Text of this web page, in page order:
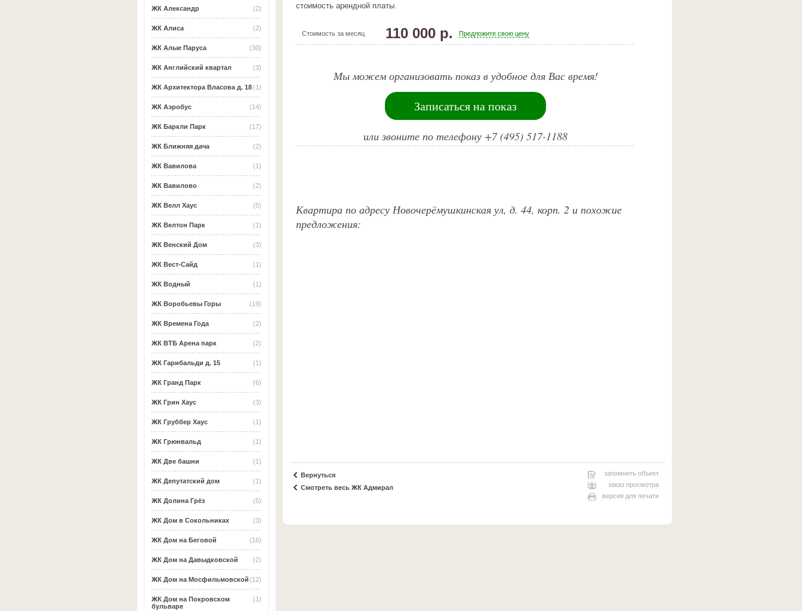
(2)
ЖК Александр
(2)
ЖК Алиса
(30)
ЖК Алые Паруса
(3)
ЖК Английский квартал
(1)
ЖК Архитектора Власова д. 18
(14)
ЖК Аэробус
(17)
ЖК Баркли Парк
(2)
ЖК Ближняя дача
(1)
ЖК Вавилова
(2)
ЖК Вавилово
(5)
ЖК Велл Хаус
(1)
ЖК Велтон Парк
(3)
ЖК Венский Дом
(1)
ЖК Вест-Сайд
(1)
ЖК Водный
(19)
ЖК Воробьевы Горы
(2)
ЖК Времена Года
(2)
ЖК ВТБ Арена парк
(1)
ЖК Гарибальди д. 15
(6)
ЖК Гранд Парк
(3)
ЖК Грин Хаус
(1)
ЖК Груббер Хаус
(1)
ЖК Грюнвальд
(1)
ЖК Две башни
(1)
ЖК Депутатский дом
(5)
ЖК Долина Грёз
(3)
ЖК Дом в Сокольниках
(16)
ЖК Дом на Беговой
(2)
ЖК Дом на Давыдковской
(12)
ЖК Дом на Мосфильмовской
(1)
ЖК Дом на Покровском
бульваре
стоимость арендной платы.
Стоимость за месяц 110 000 р. Предложите свою цену
Мы можем организовать показ в удобное для Вас время!
Записаться на показ
или звоните по телефону +7 (495) 517-1188
Квартира по адресу Новочерёмушкинская ул, д. 44, корп. 2 и похожие
предложения:
Вернуться
Смотреть весь ЖК Адмирал
запомнить объект
заказ просмотра
версия для печати